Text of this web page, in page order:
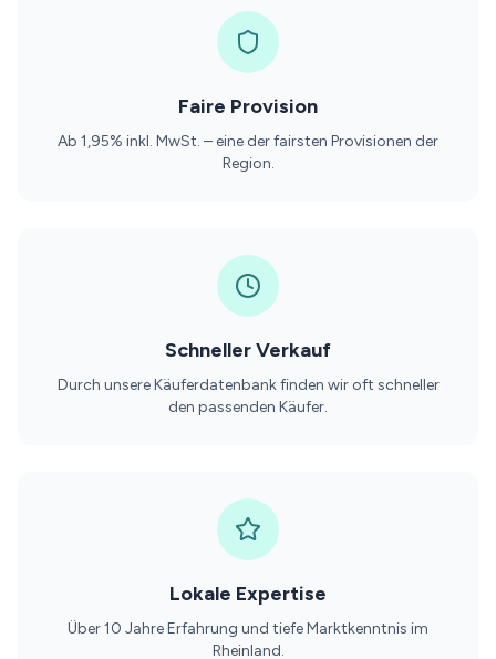
Faire Provision
Ab 1,95% inkl. MwSt. – eine der fairsten Provisionen der
Region.
Schneller Verkauf
Durch unsere Käuferdatenbank finden wir oft schneller
den passenden Käufer.
Lokale Expertise
Über 10 Jahre Erfahrung und tiefe Marktkenntnis im
Rheinland.